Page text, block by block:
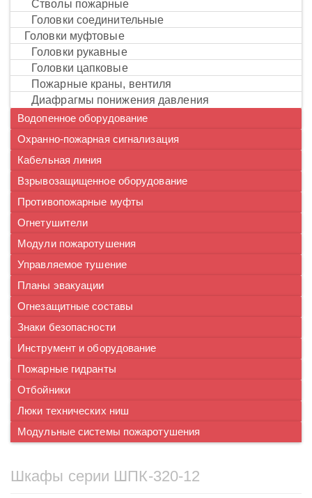
стволы пожарные
головки соединительные
головки муфтовые
головки рукавные
головки цапковые
пожарные краны, вентиля
диафрагмы понижения давления
Водопенное оборудование
Охранно-пожарная сигнализация
Кабельная линия
Взрывозащищенное оборудование
Противопожарные муфты
Огнетушители
Модули пожаротушения
Управляемое тушение
Планы эвакуации
Огнезащитные составы
Знаки безопасности
Инструмент и оборудование
Пожарные гидранты
Отбойники
Люки технических ниш
Модульные системы пожаротушения
Шкафы серии ШПК-320-12